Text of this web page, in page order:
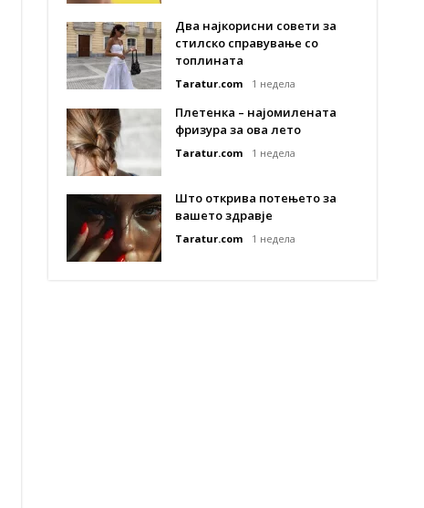
Два најкорисни совети за
стилско справување со
топлината
Taratur.com 1 недела
Плетенка – најомилената
фризура за ова лето
Taratur.com 1 недела
Што открива потењето за
вашето здравје
Taratur.com 1 недела